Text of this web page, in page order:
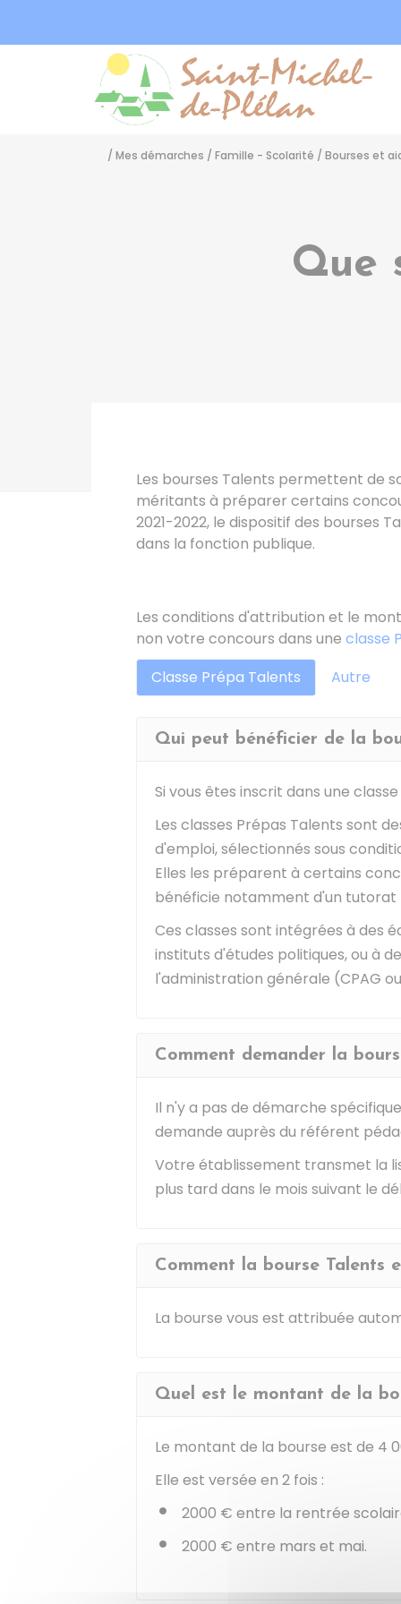
/ Mes démarches / Famille - Scolarité / Bourses et
Que
Les bourses Talents permettent de
méritants à préparer certains
2021-2022, le dispositif des bourses
dans la fonction publique.
Les conditions d'attribution et le
non votre concours dans une classe
Classe Prépa Talents
Autre
Qui peut bénéficier de la
Si vous êtes inscrit dans une
Les classes Prépas Talents sont
d'emploi, sélectionnés sous
Elles les préparent à certains
bénéficie notamment d'un tutorat
Ces classes sont intégrées à des
instituts d'études politiques, ou à
l'administration générale (CPAG
Comment demander la
Il n'y a pas de démarche
demande auprès du référent
Votre établissement transmet la
plus tard dans le mois suivant le
Comment la bourse Talents
La bourse vous est attribuée
Quel est le montant de la
Le montant de la bourse est de 4
Elle est versée en 2 fois :
2000 € entre la rentrée
2000 € entre mars et mai.